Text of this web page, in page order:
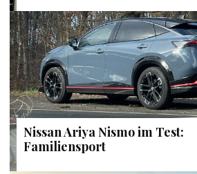
Nissan Ariya Nismo im Test:
Familiensport